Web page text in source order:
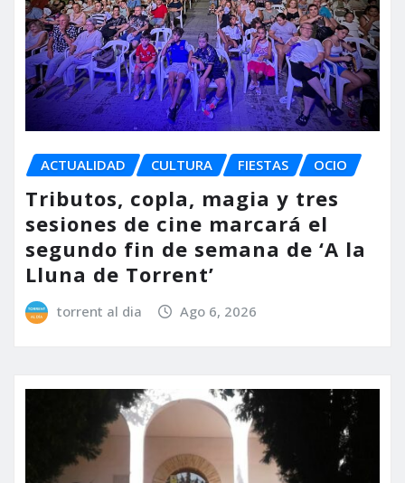
ACTUALIDAD CULTURA FIESTAS OCIO
Tributos, copla, magia y tres
sesiones de cine marcará el
segundo fin de semana de ‘A la
Lluna de Torrent’
torrent al dia Ago 6, 2026